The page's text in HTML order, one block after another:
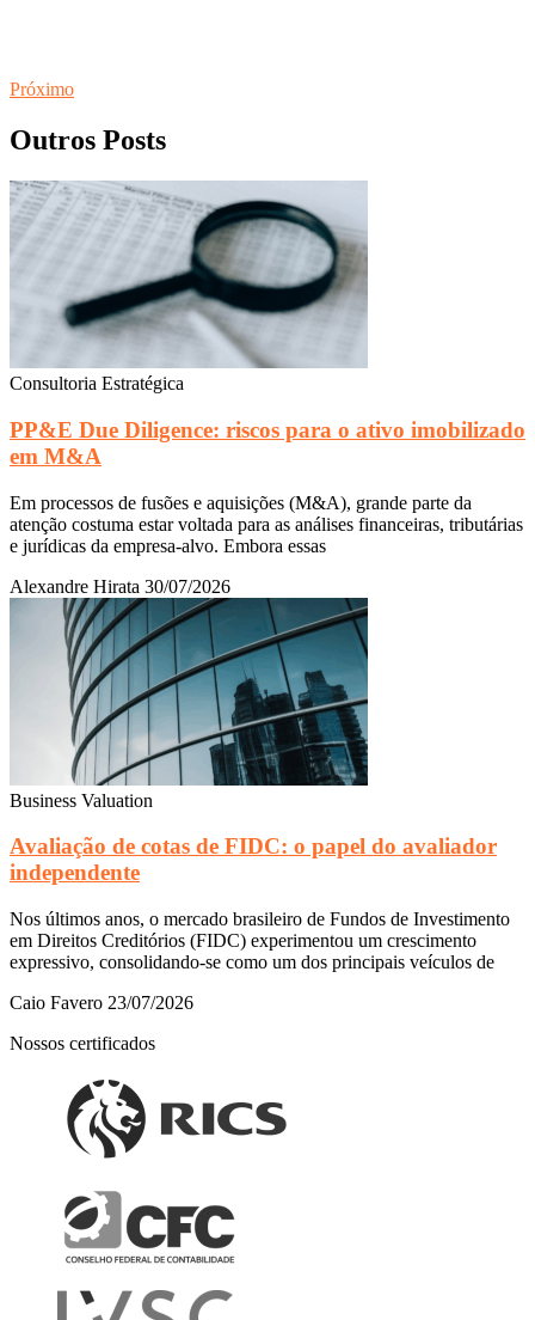
Próximo
Outros Posts
Consultoria Estratégica
PP&E Due Diligence: riscos para o ativo imobilizado
em M&A
Em processos de fusões e aquisições (M&A), grande parte da
atenção costuma estar voltada para as análises financeiras, tributárias
e jurídicas da empresa-alvo. Embora essas
Alexandre Hirata 30/07/2026
Business Valuation
Avaliação de cotas de FIDC: o papel do avaliador
independente
Nos últimos anos, o mercado brasileiro de Fundos de Investimento
em Direitos Creditórios (FIDC) experimentou um crescimento
expressivo, consolidando-se como um dos principais veículos de
Caio Favero 23/07/2026
Nossos certificados